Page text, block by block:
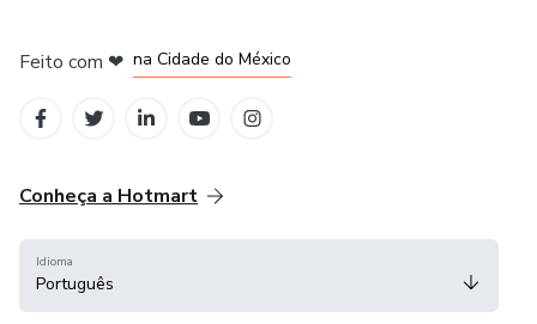
Feito com ❤ na Cidade do México
Conheça a Hotmart
Idioma
Português